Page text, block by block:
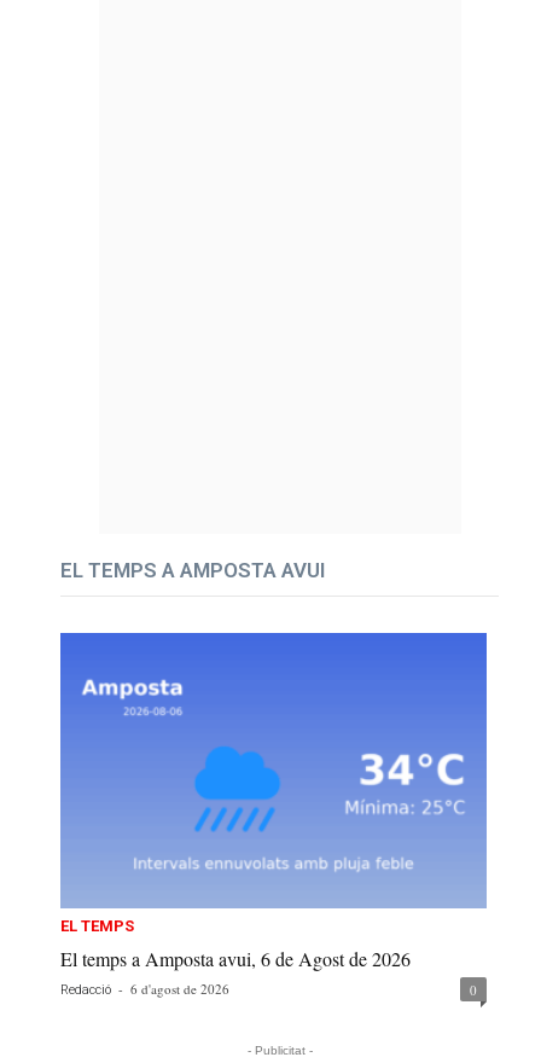
EL TEMPS A AMPOSTA AVUI
EL TEMPS
El temps a Amposta avui, 6 de Agost de 2026
Redacció - 6 d'agost de 2026 0
- Publicitat -